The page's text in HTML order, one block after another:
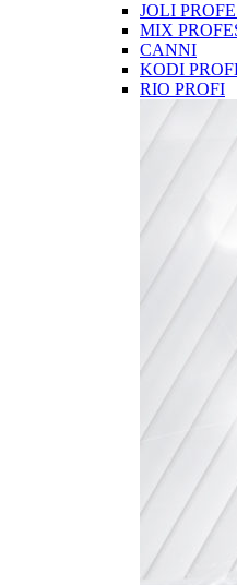
JOLI
MIX
CANNI
KODI
RIO PROFI